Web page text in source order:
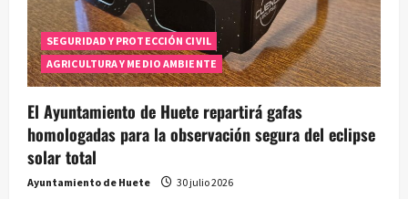
SEGURIDAD Y PROTECCIÓN CIVIL
AGRICULTURA Y MEDIO AMBIENTE
El Ayuntamiento de Huete repartirá gafas
homologadas para la observación segura del eclipse
solar total
Ayuntamiento de Huete 30 julio 2026